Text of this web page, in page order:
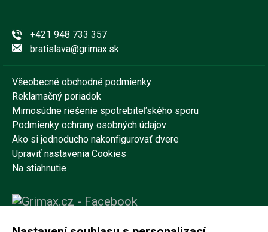
+421 948 733 357
bratislava@grimax.sk
Všeobecné obchodné podmienky
Reklamačný poriadok
Mimosúdne riešenie spotrebiteľského sporu
Podmienky ochrany osobných údajov
Ako si jednoducho nakonfigurovať dvere
Upraviť nastavenia Cookies
Na stiahnutie